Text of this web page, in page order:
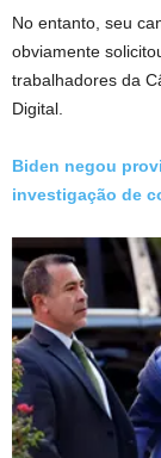
No entanto, seu
obviamente
trabalhadores da
Digital.
Biden negou
investigação de